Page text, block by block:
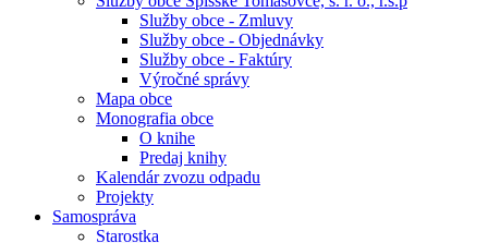
Služby obce - Zmluvy
Služby obce - Objednávky
Služby obce - Faktúry
Výročné správy
Mapa obce
Monografia obce
O knihe
Predaj knihy
Kalendár zvozu odpadu
Projekty
Samospráva
Starostka